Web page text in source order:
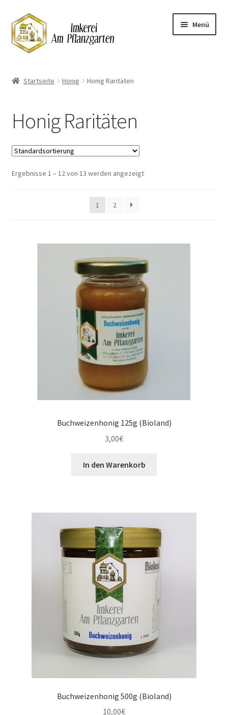
Zur
Navigation
springen
Zum
Inhalt
springen
Menü
Impressum
Kasse
Lieferung
Startseite Honig Honig Raritäten
Honig Raritäten
Ergebnisse 1 – 12 von 13 werden angezeigt
1 2
Buchweizenhonig 125g (Bioland)
3,00€
In den Warenkorb
Buchweizenhonig 500g (Bioland)
10,00€